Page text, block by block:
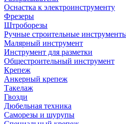
Оснастка к электроинструменту
Фрезеры
Штроборезы
Ручные строительные
Малярный инструмент
Инструмент для разметки
Общестроительный инструмент
Крепеж
Анкерный крепеж
Такелаж
Гвозди
Дюбельная техника
Саморезы и шурупы